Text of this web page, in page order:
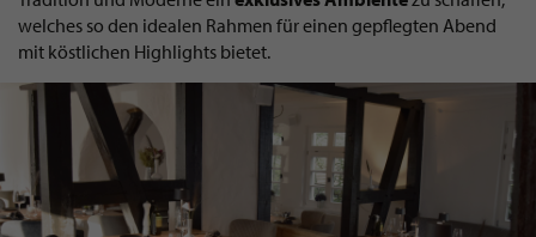
welches so den idealen Rahmen für einen gepflegten Abend
mit köstlichen Highlights bietet.